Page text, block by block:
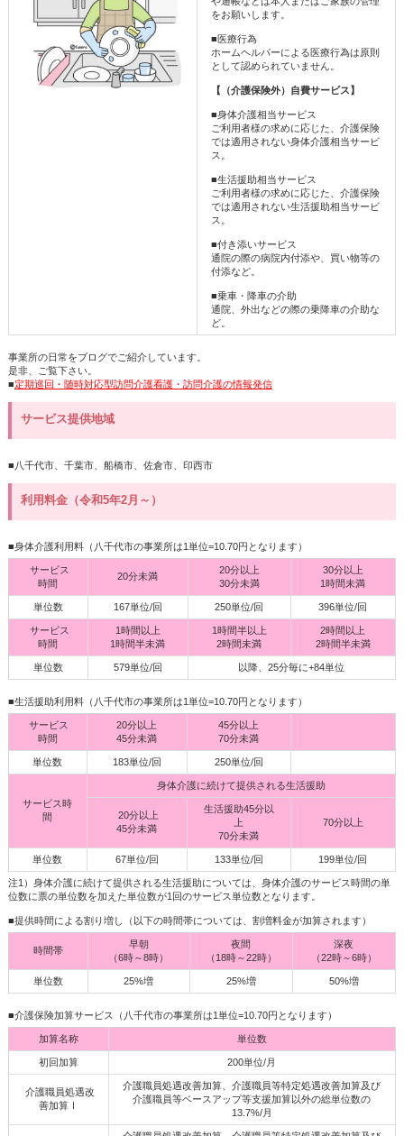
をお願いします。
■医療行為
ホームヘルパーによる医療行為は原則
として認められていません。
【（介護保険外）自費サービス】
■身体介護相当サービス
ご利用者様の求めに応じた、介護保険
では適用されない身体介護相当サービ
ス。
■生活援助相当サービス
ご利用者様の求めに応じた、介護保険
では適用されない生活援助相当サービ
ス。
■付き添いサービス
通院の際の病院内付添や、買い物等の
付添など。
■乗車・降車の介助
通院、外出などの際の乗降車の介助な
ど。
事業所の日常をブログでご紹介しています。
是非、ご覧下さい。
■定期巡回・随時対応型訪問介護看護・訪問介護の情報発信
サービス提供地域
■八千代市、千葉市、船橋市、佐倉市、印西市
利用料金（令和5年2月～）
■身体介護利用料（八千代市の事業所は1単位=10.70円となります）
サービス
時間
20分未満
20分以上
30分未満
30分以上
1時間未満
単位数 167単位/回 250単位/回 396単位/回
サービス
時間
1時間以上
1時間半未満
1時間半以上
2時間未満
2時間以上
2時間半未満
単位数 579単位/回 以降、25分毎に+84単位
■生活援助利用料（八千代市の事業所は1単位=10.70円となります）
サービス
時間
20分以上
45分未満
45分以上
70分未満
単位数 183単位/回 250単位/回
サービス時
間
身体介護に続けて提供される生活援助
20分以上
45分未満
生活援助45分以
上
70分未満
70分以上
単位数 67単位/回 133単位/回 199単位/回
注1）身体介護に続けて提供される生活援助については、身体介護のサービス時間の単
位数に票の単位数を加えた単位数が1回のサービス単位数となります。
■提供時間による割り増し（以下の時間帯については、割増料金が加算されます）
時間帯
早朝
（6時～8時）
夜間
（18時～22時）
深夜
（22時～6時）
単位数 25%増 25%増 50%増
■介護保険加算サービス（八千代市の事業所は1単位=10.70円となります）
加算名称 単位数
初回加算 200単位/月
介護職員処遇改
善加算Ⅰ
介護職員処遇改善加算、介護職員等特定処遇改善加算及び
介護職員等ベースアップ等支援加算以外の総単位数の
13.7%/月